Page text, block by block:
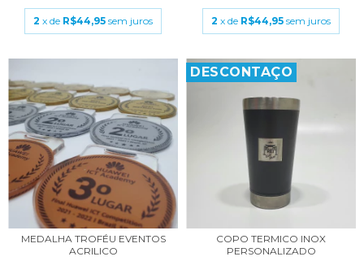
2 x de R$44,95 sem juros 2 x de R$44,95 sem juros
MEDALHA TROFÉU EVENTOS
ACRILICO
DESCONTAÇO
COPO TERMICO INOX
PERSONALIZADO